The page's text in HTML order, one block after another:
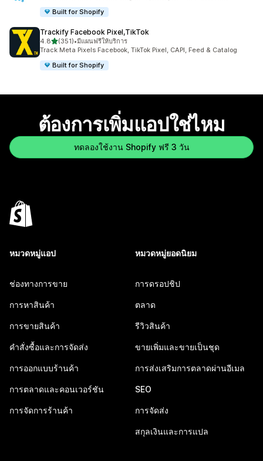
Built for Shopify
Trackify Facebook Pixel,TikTok
4.8เต็ม 5 ดาว
(351)
ทั้งหมด 351 รีวิว
•มีแผนฟรีให้บริการ
Track Meta Pixels Facebook, TikTok Pixel, CAPI, Feed & Catalog
Built for Shopify
ต้องการเพิ่มแอปใช่ไหม
ทดลองใช้งาน Shopify ฟรี 3 วัน
หมวดหมู่แอป
ช่องทางการขาย
การหาสินค้า
การขายสินค้า
คำสั่งซื้อและการจัดส่ง
การออกแบบร้านค้า
การตลาดและคอนเวอร์ชัน
การจัดการร้านค้า
หมวดหมู่ยอดนิยม
การดรอปชิป
ตลาด
รีวิวสินค้า
ขายเพิ่มและขายเป็นชุด
การส่งเสริมการตลาดผ่านอีเมล
SEO
การจัดส่ง
สกุลเงินและการแปล